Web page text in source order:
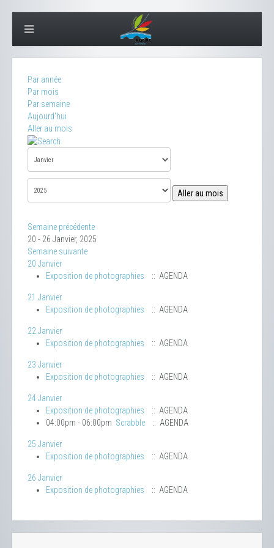
Par année
Par mois
Par semaine
Aujourd'hui
Aller au mois
Aller au mois
Semaine précédente
20 - 26 Janvier, 2025
Semaine suivante
20 Janvier
Exposition de photographies
:: AGENDA
21 Janvier
Exposition de photographies
:: AGENDA
22 Janvier
Exposition de photographies
:: AGENDA
23 Janvier
Exposition de photographies
:: AGENDA
24 Janvier
Exposition de photographies
:: AGENDA
04:00pm - 06:00pm Scrabble :: AGENDA
25 Janvier
Exposition de photographies
:: AGENDA
26 Janvier
Exposition de photographies
:: AGENDA